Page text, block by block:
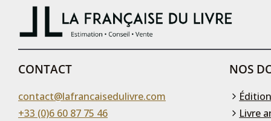
CONTACT
contact@lafrancaisedulivre.com
+33 (0)6 60 87 75 46
NOS
Livre